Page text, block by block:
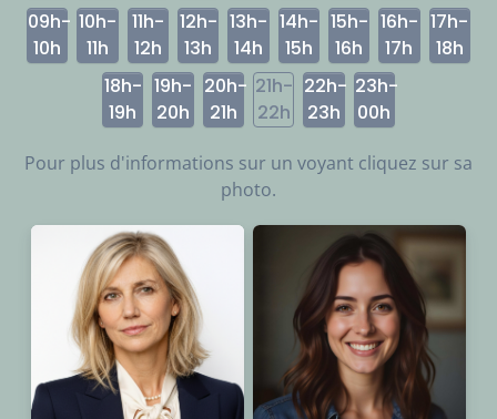
09h-
10h
10h-
11h
11h-
12h
12h-
13h
13h-
14h
14h-
15h
15h-
16h
16h-
17h
17h-
18h
18h-
19h
19h-
20h
20h-
21h
21h-
22h
22h-
23h
23h-
00h
Pour plus d'informations sur un voyant cliquez sur sa
photo.